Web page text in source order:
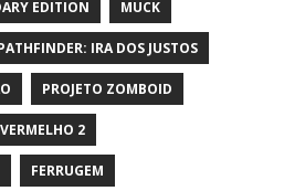
EDITION MUCK
IRA DOS JUSTOS
PROJETO ZOMBOID
2
FERRUGEM